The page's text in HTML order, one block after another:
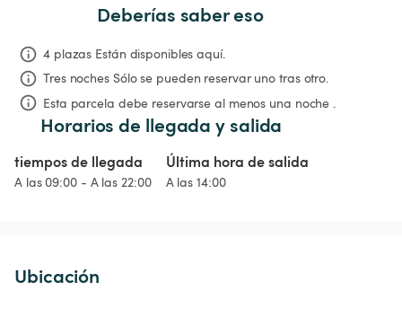
Deberías saber eso
4 plazas Están disponibles aquí.
Tres noches Sólo se pueden reservar uno tras otro.
Esta parcela debe reservarse al menos una noche .
Horarios de llegada y salida
tiempos de llegada
A las 09:00 - A las 22:00
Última hora de salida
A las 14:00
Ubicación